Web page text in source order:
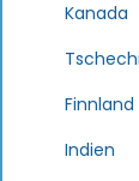
Kanada
Finnland
Indien